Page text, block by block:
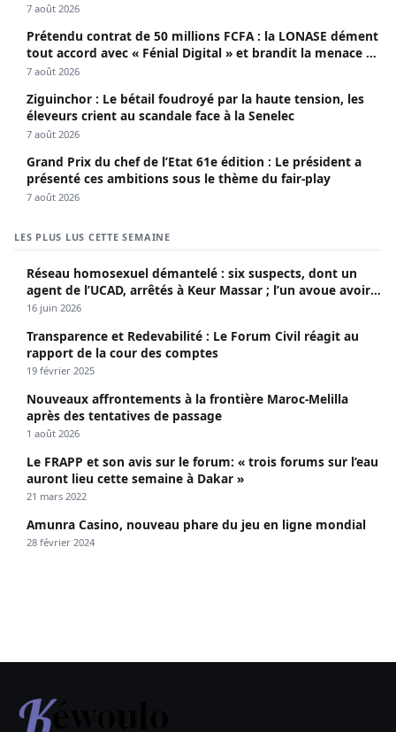
7 août 2026
Prétendu contrat de 50 millions FCFA : la LONASE dément
tout accord avec « Fénial Digital » et brandit la menace de
poursuites
7 août 2026
Ziguinchor : Le bétail foudroyé par la haute tension, les
éleveurs crient au scandale face à la Senelec
7 août 2026
Grand Prix du chef de l’Etat 61e édition : Le président a
présenté ces ambitions sous le thème du fair-play
7 août 2026
LES PLUS LUS CETTE SEMAINE
Réseau homosexuel démantelé : six suspects, dont un
agent de l’UCAD, arrêtés à Keur Massar ; l’un avoue avoir
propagé le VIH depuis 2018
16 juin 2026
Transparence et Redevabilité : Le Forum Civil réagit au
rapport de la cour des comptes
19 février 2025
Nouveaux affrontements à la frontière Maroc-Melilla
après des tentatives de passage
1 août 2026
Le FRAPP et son avis sur le forum: « trois forums sur l’eau
auront lieu cette semaine à Dakar »
21 mars 2022
Amunra Casino, nouveau phare du jeu en ligne mondial
28 février 2024